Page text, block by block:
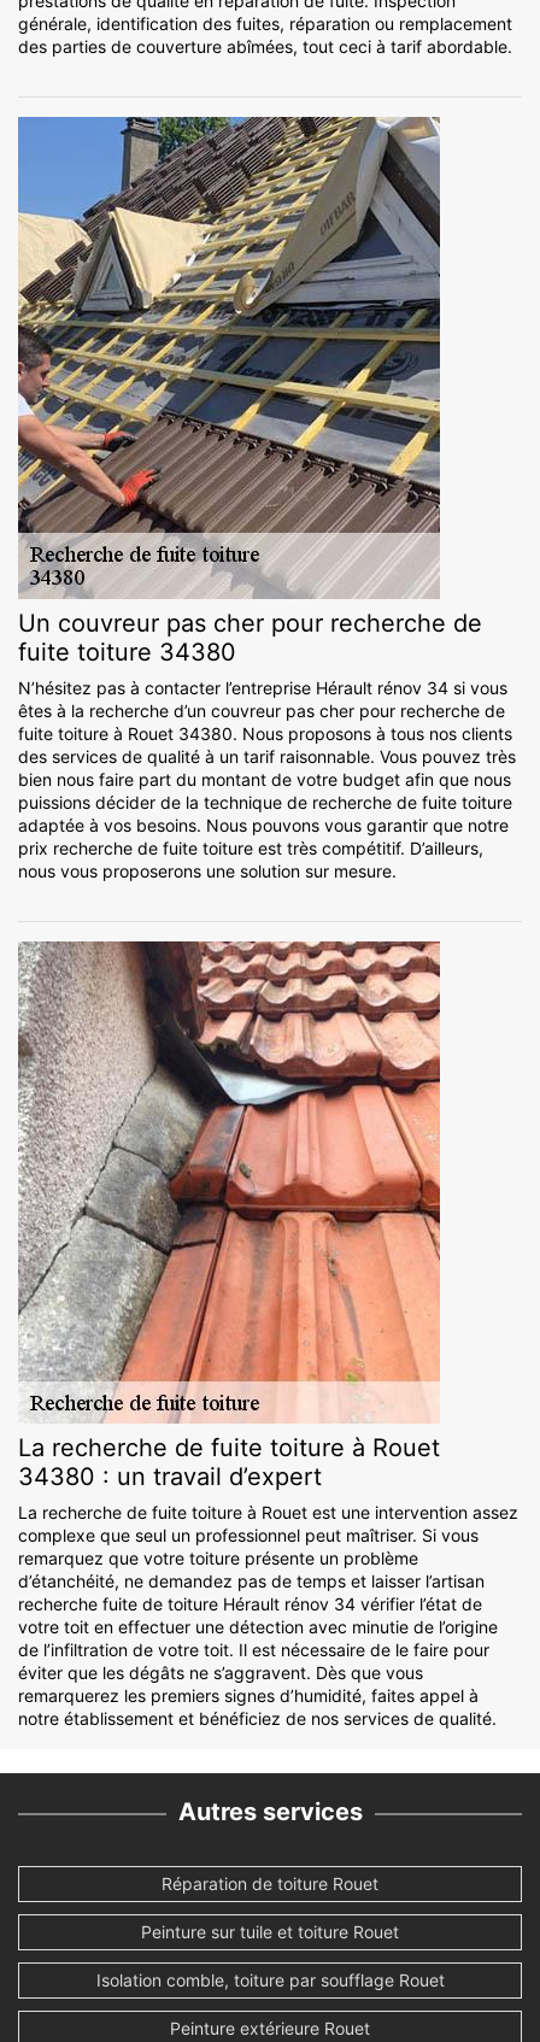
générale, identification des fuites, réparation ou remplacement
des parties de couverture abîmées, tout ceci à tarif abordable.
Un couvreur pas cher pour recherche de
fuite toiture 34380
N’hésitez pas à contacter l’entreprise Hérault rénov 34 si vous
êtes à la recherche d’un couvreur pas cher pour recherche de
fuite toiture à Rouet 34380. Nous proposons à tous nos clients
des services de qualité à un tarif raisonnable. Vous pouvez très
bien nous faire part du montant de votre budget afin que nous
puissions décider de la technique de recherche de fuite toiture
adaptée à vos besoins. Nous pouvons vous garantir que notre
prix recherche de fuite toiture est très compétitif. D’ailleurs,
nous vous proposerons une solution sur mesure.
La recherche de fuite toiture à Rouet
34380 : un travail d’expert
La recherche de fuite toiture à Rouet est une intervention assez
complexe que seul un professionnel peut maîtriser. Si vous
remarquez que votre toiture présente un problème
d’étanchéité, ne demandez pas de temps et laisser l’artisan
recherche fuite de toiture Hérault rénov 34 vérifier l’état de
votre toit en effectuer une détection avec minutie de l’origine
de l’infiltration de votre toit. Il est nécessaire de le faire pour
éviter que les dégâts ne s’aggravent. Dès que vous
remarquerez les premiers signes d’humidité, faites appel à
notre établissement et bénéficiez de nos services de qualité.
Autres services
Réparation de toiture Rouet
Peinture sur tuile et toiture Rouet
Isolation comble, toiture par soufflage Rouet
Peinture extérieure Rouet